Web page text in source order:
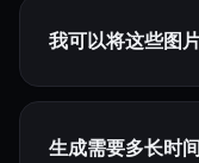
我可以将这些图
生成需要多长时